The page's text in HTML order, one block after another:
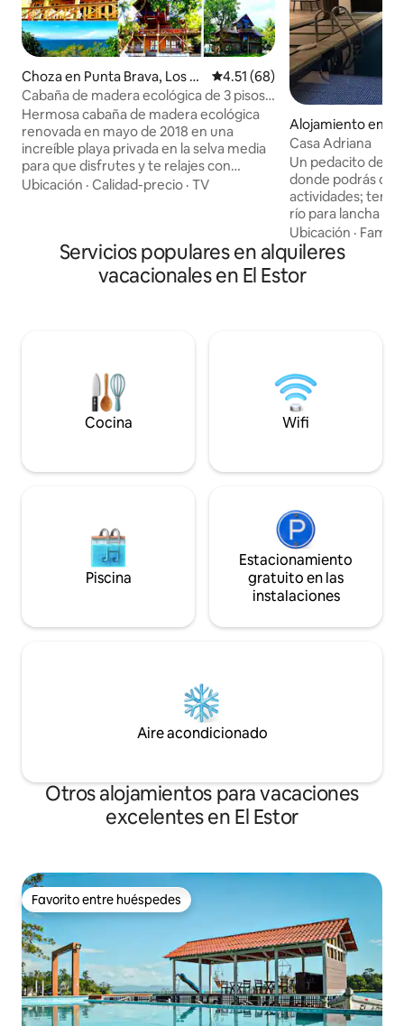
Choza en Punta Brava, Los A
mates
Calificación promedio: 4.51 de
4.51 (68)
Cabaña de madera ecológica de 3 pisos
en una playa magnífica
Hermosa cabaña de madera ecológica
renovada en mayo de 2018 en una
increíble playa privada en la selva media
para que disfrutes y te relajes con
amigos y familiares. Aquí la naturaleza
lago Izabal, el lago más grande de
Guatemala, que lo deleita con mañanas
tranquilas y tardes salvajes debido a la
Ubicación · Calidad-precio · TV
Alojamiento en
Casa Adriana
Un pedacito del
donde podrás
actividades;
río para lancha
local, el puente
visitarlo para
correspondientes
momentos
hermoso de
Ubicación ·
Servicios populares en alquileres
vacacionales en El Estor
Cocina Wifi
Piscina
Estacionamiento
gratuito en las
instalaciones
Aire acondicionado
Otros alojamientos para vacaciones
excelentes en El Estor
Favorito entre huéspedes
Favorito entre huéspedes